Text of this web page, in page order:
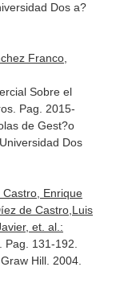
Dos a?
Franco,
Sobre el
Pag. 2015-
de Gest?o
Dos
Enrique
de Castro,Luis
et. al.:
131-192.
Hill. 2004.